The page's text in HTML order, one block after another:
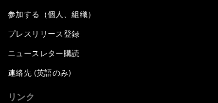
参加する（個人、組織）
プレスリリース登録
ニュースレター購読
連絡先 (英語のみ)
リンク